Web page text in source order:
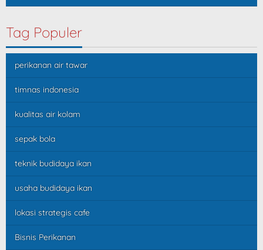
Tag Populer
perikanan air tawar
timnas indonesia
kualitas air kolam
sepak bola
teknik budidaya ikan
usaha budidaya ikan
lokasi strategis cafe
Bisnis Perikanan